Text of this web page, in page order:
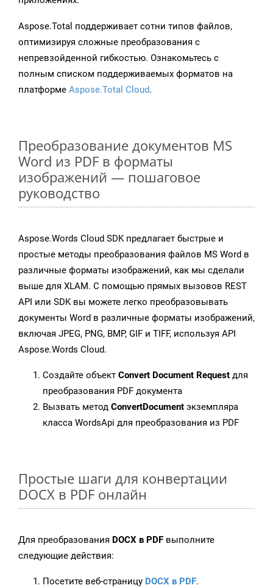
Aspose.Total поддерживает сотни типов файлов,
оптимизируя сложные преобразования с
непревзойденной гибкостью. Ознакомьтесь с
полным списком поддерживаемых форматов на
платформе Aspose.Total Cloud.
Преобразование документов MS
Word из PDF в форматы
изображений — пошаговое
руководство
Aspose.Words Cloud SDK предлагает быстрые и
простые методы преобразования файлов MS Word в
различные форматы изображений, как мы сделали
выше для XLAM. С помощью прямых вызовов REST
API или SDK вы можете легко преобразовывать
документы Word в различные форматы изображений,
включая JPEG, PNG, BMP, GIF и TIFF, используя API
Aspose.Words Cloud.
Создайте объект Convert Document Request для
преобразования PDF документа
Вызвать метод ConvertDocument экземпляра
класса WordsApi для преобразования из PDF
Простые шаги для конвертации
DOCX в PDF онлайн
Для преобразования DOCX в PDF выполните
следующие действия:
Посетите веб-страницу DOCX в PDF.